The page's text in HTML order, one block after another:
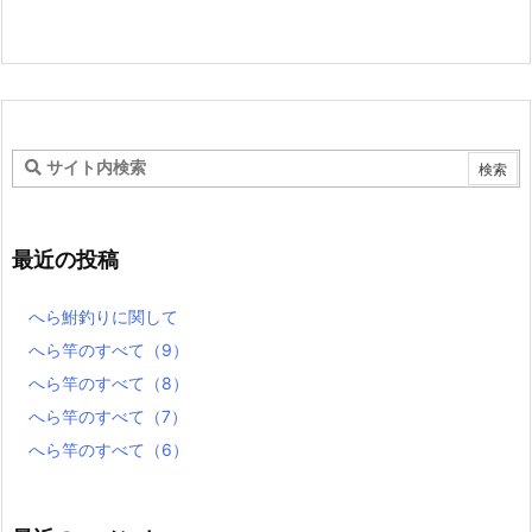
最近の投稿
へら鮒釣りに関して
へら竿のすべて（9）
へら竿のすべて（8）
へら竿のすべて（7）
へら竿のすべて（6）